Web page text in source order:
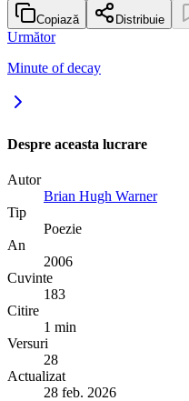
Copiază Distribuie
Următor
Minute of decay
Despre aceasta lucrare
Autor
Brian Hugh Warner
Tip
Poezie
An
2006
Cuvinte
183
Citire
1 min
Versuri
28
Actualizat
28 feb. 2026